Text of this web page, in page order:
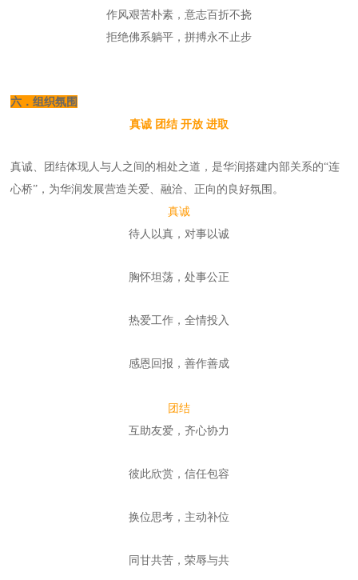
作风艰苦朴素，意志百折不挠
拒绝佛系躺平，拼搏永不止步
六．组织氛围
真诚 团结 开放 进取
真诚、团结体现人与人之间的相处之道，是华润搭建内部关系的“连
心桥”，为华润发展营造关爱、融洽、正向的良好氛围。
真诚
待人以真，对事以诚
胸怀坦荡，处事公正
热爱工作，全情投入
感恩回报，善作善成
团结
互助友爱，齐心协力
彼此欣赏，信任包容
换位思考，主动补位
同甘共苦，荣辱与共